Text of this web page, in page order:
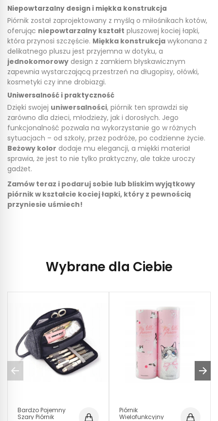
Niepowtarzalny design i miękka konstrukcja
Piórnik został zaprojektowany z myślą o miłośnikach kotów,
oferując niepowtarzalny kształt pluszowej kociej łapki,
która przynosi szczęście. Miękka konstrukcja wykonana z
delikatnego pluszu jest przyjemna w dotyku, a
jednokomorowy design z zamkiem błyskawicznym
zapewnia wystarczającą przestrzeń na długopisy, ołówki,
kosmetyki czy inne drobiazgi.
Uniwersalność i praktyczność
Dzięki swojej uniwersalności, piórnik ten sprawdzi się
zarówno dla dzieci, młodzieży, jak i dorosłych. Jego
funkcjonalność pozwala na wykorzystanie go w różnych
sytuacjach – od szkoły, przez podróże, po codzienne życie.
Beżowy kolor dodaje mu elegancji, a miękki materiał
sprawia, że jest to nie tylko praktyczny, ale także uroczy
gadżet.
Zamów teraz i podaruj sobie lub bliskim wyjątkowy
piórnik w kształcie kociej łapki, który z pewnością
przyniesie uśmiech!
Wybrane dla Ciebie
Bardzo Pojemny
Szary Piórnik
Piórnik
Wielofunkcyjny